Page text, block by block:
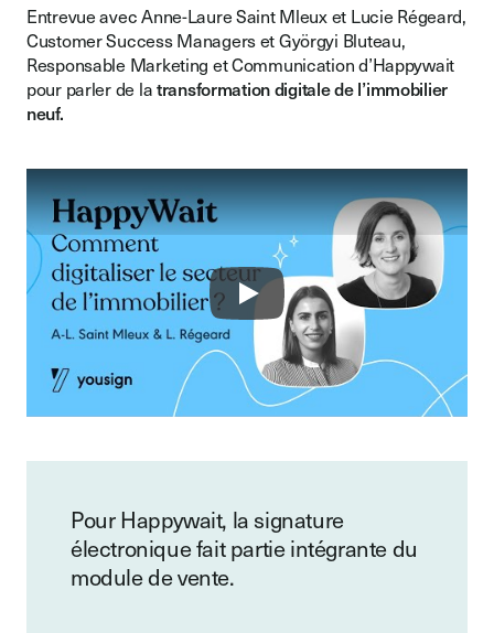
Entrevue avec Anne-Laure Saint Mleux et Lucie Régeard,
Customer Success Managers et Györgyi Bluteau,
Responsable Marketing et Communication d’Happywait
pour parler de latransformation digitale de l’immobilier
neuf.
Play
Pour Happywait, la signature
électronique fait partie intégrante du
module de vente.